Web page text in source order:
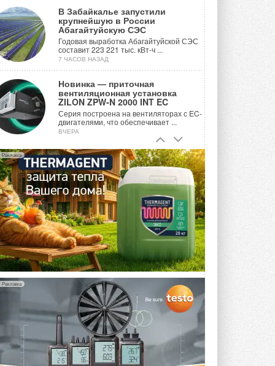
В Забайкалье запустили
крупнейшую в России
Абагайтуйскую СЭС
Годовая выработка Абагайтуйской СЭС
составит 223 221 тыс. кВт-ч ...
7 ЧАСОВ НАЗАД
Новинка — приточная
вентиляционная установка
ZILON ZPW-N 2000 INT EC
Серия построена на вентиляторах с EC-
двигателями, что обеспечивает ...
ВЧЕРА
Учёные ЮУрГУ создали
каскадную установку,
объединяющую солнечную и
геотермальную энергию
Природосберегающие технологии ...
ВЧЕРА
Для Арктики создали
технологию защиты
ветрогенераторов от аварий
Разработка учитывает влияние
мерзлоты, обледенения и снеговых ...
ВЧЕРА
Гибридный тепловой насос PV/T
с одним общим испарителем
Исследователи предложили
конструкцию двухисточникового ...
5 АВГУСТА 2026
Реклама
Реклама